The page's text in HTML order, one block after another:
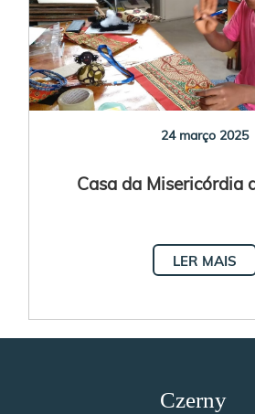
24 março 2025
Casa da Misericórdia
LER MAIS
Czerny